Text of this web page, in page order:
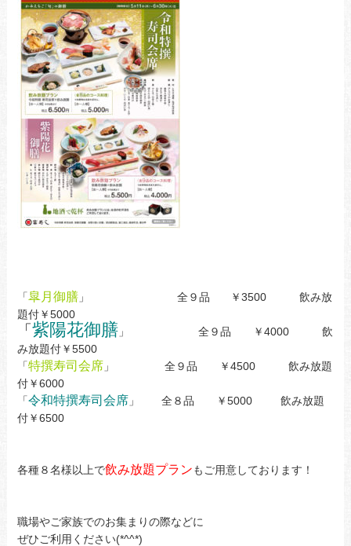
「皐月御膳」 全９品 ￥3500 飲み放
題付￥5000
「 紫陽花御膳」 全９品 ￥4000 飲
み放題付￥5500
「特撰寿司会席」 全９品 ￥4500 飲み放題
付￥6000
「令和特撰寿司会席」 全８品 ￥5000 飲み放題
付￥6500
各種８名様以上で飲み放題プランもご用意しております！
職場やご家族でのお集まりの際などに
ぜひご利用ください(*^^*)